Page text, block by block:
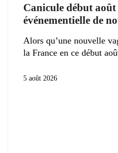
Canicule début
événementielle de
Alors qu’une nouvelle
la France en ce début
5 août 2026